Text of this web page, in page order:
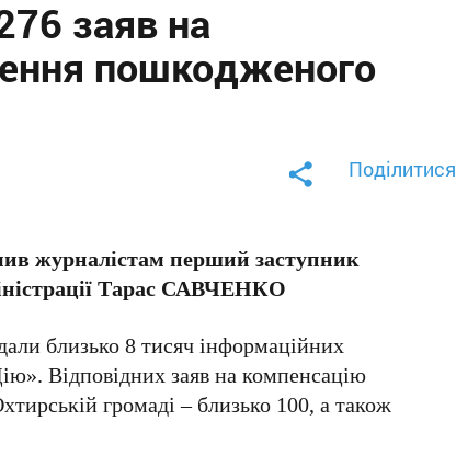
заяв на
пошкодженого
Поділитися
журналістам перший заступник
Тарас САВЧЕНКО
близько 8 тисяч інформаційних
Відповідних заяв на компенсацію
громаді – близько 100, а також